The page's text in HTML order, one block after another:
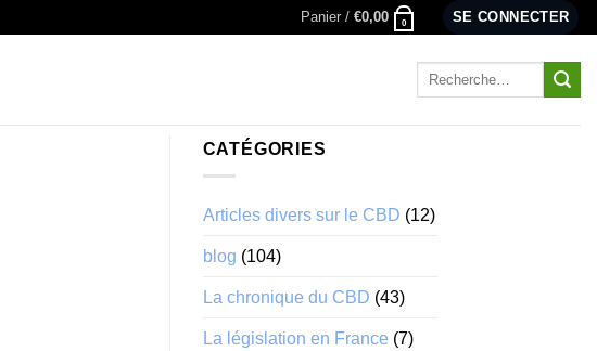
Panier / €0,00 0 SE CONNECTER
Recherche
CATÉGORIES
Articles divers sur le CBD (12)
blog (104)
La chronique du CBD (43)
La législation en France (7)